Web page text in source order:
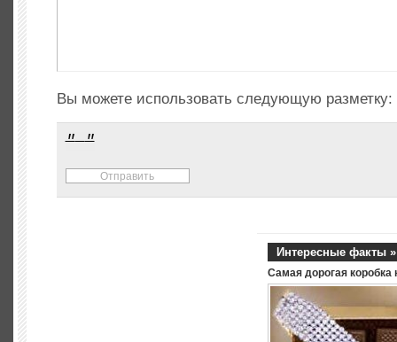
Вы можете использовать следующую разметку:
Интересные факты »
Самая дорогая коробка